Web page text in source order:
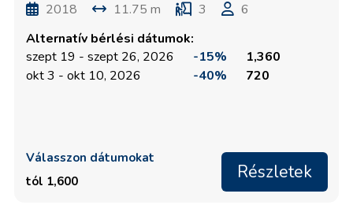
2018 11.75 m 3
6
Alternatív bérlési dátumok:
szept 19 - szept 26, 2026
-15%
1,360
okt 3 - okt 10, 2026
-40% 720
Válasszon dátumokat
tól 1,600
Részletek